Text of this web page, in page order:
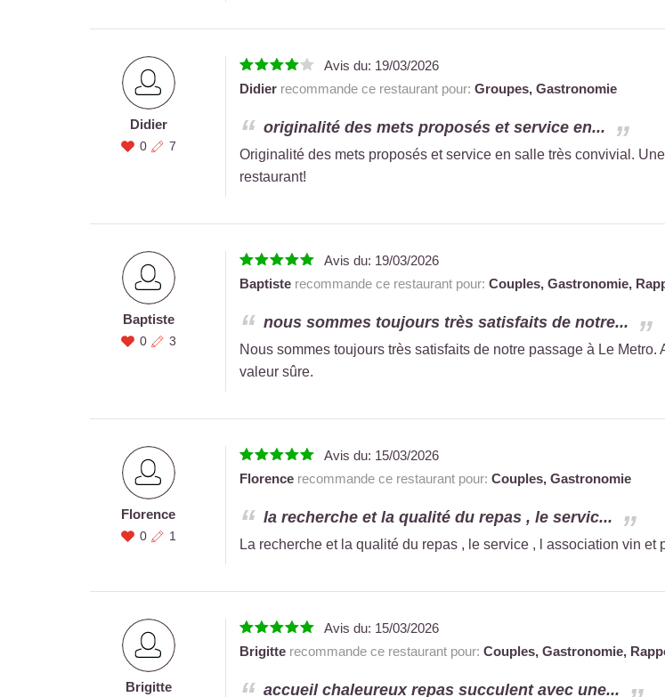
Didier
0 7
Avis du: 19/03/2026
Didierrecommande ce restaurant pour: Groupes, Gastronomie
originalité des mets proposés et service en...
Originalité des mets proposés et service en salle très convivial.
restaurant!
Baptiste
0 3
Avis du: 19/03/2026
Baptisterecommande ce restaurant pour: Couples, Gastronomie,
nous sommes toujours très satisfaits de notre...
Nous sommes toujours très satisfaits de notre passage à Le
valeur sûre.
Florence
0 1
Avis du: 15/03/2026
Florencerecommande ce restaurant pour: Couples, Gastronomie
la recherche et la qualité du repas , le servic...
La recherche et la qualité du repas , le service , l association vin et
Brigitte
Avis du: 15/03/2026
Brigitterecommande ce restaurant pour: Couples, Gastronomie,
accueil chaleureux repas succulent avec une...